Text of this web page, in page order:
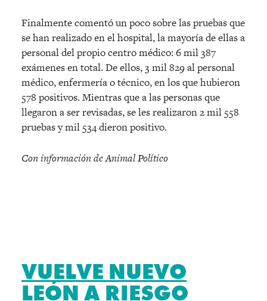
Finalmente comentó un poco sobre las pruebas que
se han realizado en el hospital, la mayoría de ellas a
personal del propio centro médico: 6 mil 387
exámenes en total. De ellos, 3 mil 829 al personal
médico, enfermería o técnico, en los que hubieron
578 positivos. Mientras que a las personas que
llegaron a ser revisadas, se les realizaron 2 mil 558
pruebas y mil 534 dieron positivo.
Con información de Animal Político
VUELVE NUEVO
LEÓN A RIESGO